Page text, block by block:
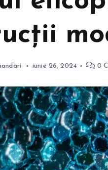
iunie 26, 2024 0